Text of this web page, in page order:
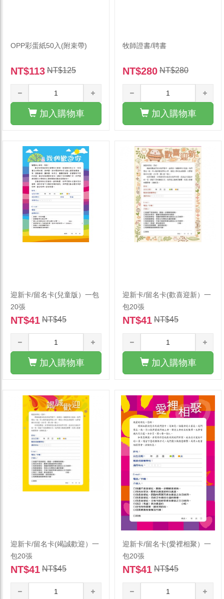
OPP彩蛋紙50入(附束帶)
NT$113 NT$125
加入購物車
牧師證書/聘書
NT$280 NT$280
加入購物車
迎新卡/留名卡(兒童版）一包
20張
NT$41 NT$45
加入購物車
迎新卡/留名卡(歡喜迎新）一
包20張
NT$41 NT$45
加入購物車
迎新卡/留名卡(竭誠歡迎）一
包20張
NT$41 NT$45
迎新卡/留名卡(愛裡相聚）一
包20張
NT$41 NT$45